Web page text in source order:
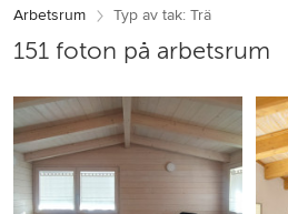
Arbetsrum Typ av tak: Trä
151 foton på arbetsrum